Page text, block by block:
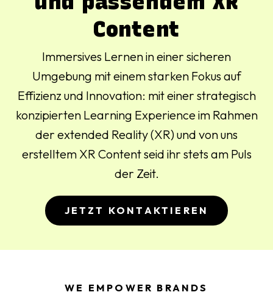
Content
Immersives Lernen in einer sicheren
Umgebung mit einem starken Fokus auf
Effizienz und Innovation: mit einer strategisch
konzipierten Learning Experience im Rahmen
der extended Reality (XR) und von uns
erstelltem XR Content seid ihr stets am Puls
der Zeit.
JETZT KONTAKTIEREN
WE EMPOWER BRANDS